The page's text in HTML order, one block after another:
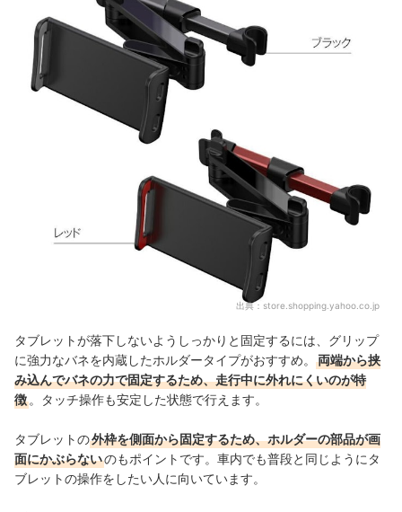
出典： store.shopping.yahoo.co.jp
タブレットが落下しないようしっかりと固定するには、グリップ
に強力なバネを内蔵したホルダータイプがおすすめ。
両端から挟
み込んでバネの力で固定するため、走行中に外れにくいのが特
徴 。タッチ操作も安定した状態で行えます。
タブレットの外枠を側面から固定するため、ホルダーの部品が画
面にかぶらないのもポイント です。車内でも普段と同じようにタ
ブレットの操作をしたい人に向いています。